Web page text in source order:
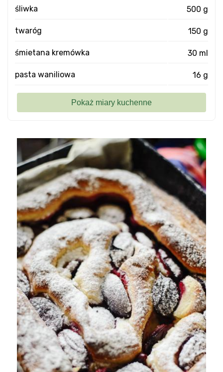
śliwka 500 g
twaróg 150 g
śmietana kremówka 30 ml
pasta waniliowa 16 g